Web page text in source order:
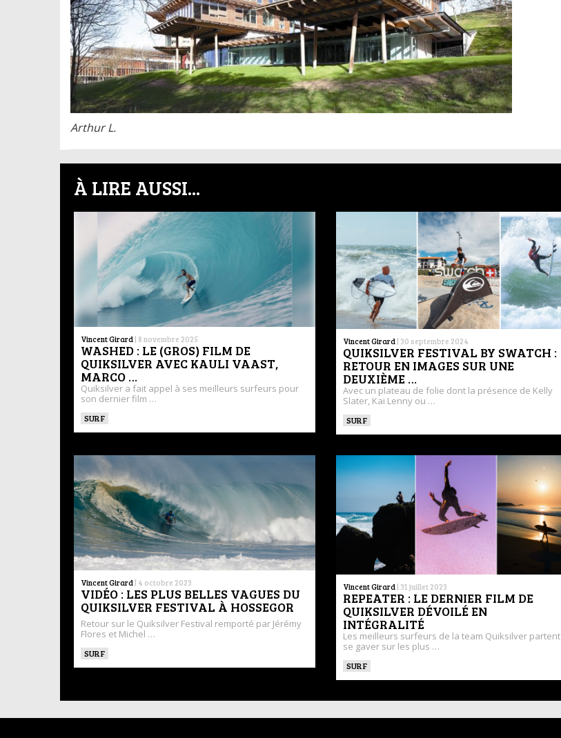
Arthur L.
À LIRE AUSSI...
Vincent Girard | 8 novembre 2025
WASHED : LE (GROS) FILM DE
QUIKSILVER AVEC KAULI VAAST,
MARCO …
Quiksilver a fait appel à ses meilleurs surfeurs pour
son dernier film …
SURF
Vincent Girard | 30 septembre 2024
QUIKSILVER FESTIVAL BY SWATCH :
RETOUR EN IMAGES SUR UNE
DEUXIÈME …
Avec un plateau de folie dont la présence de Kelly
Slater, Kai Lenny ou …
SURF
Vincent Girard | 4 octobre 2023
VIDÉO : LES PLUS BELLES VAGUES DU
QUIKSILVER FESTIVAL À HOSSEGOR
Retour sur le Quiksilver Festival remporté par Jérémy
Flores et Michel …
SURF
Vincent Girard | 31 juillet 2023
REPEATER : LE DERNIER FILM DE
QUIKSILVER DÉVOILÉ EN
INTÉGRALITÉ
Les meilleurs surfeurs de la team Quiksilver partent
se gaver sur les plus …
SURF